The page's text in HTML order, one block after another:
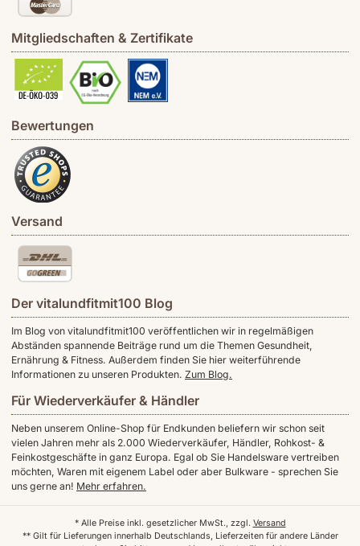
Mitgliedschaften & Zertifikate
Bewertungen
Versand
Der vitalundfitmit100 Blog
Im Blog von vitalundfitmit100 veröffentlichen wir in regelmäßigen
Abständen spannende Beiträge rund um die Themen Gesundheit,
Ernährung & Fitness. Außerdem finden Sie hier weiterführende
Informationen zu unseren Produkten. Zum Blog.
Für Wiederverkäufer & Händler
Neben unserem Online-Shop für Endkunden beliefern wir schon seit
vielen Jahren mehr als 2.000 Wiederverkäufer, Händler, Rohkost- &
Feinkostgeschäfte in ganz Europa. Egal ob Sie Handelsware vertreiben
möchten, Waren mit eigenem Label oder aber Bulkware - sprechen Sie
uns gerne an! Mehr erfahren.
* Alle Preise inkl. gesetzlicher MwSt., zzgl. Versand
** Gilt für Lieferungen innerhalb Deutschlands, Lieferzeiten für andere Länder